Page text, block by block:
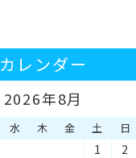
カレンダー
2026年8月
水 木 金 土 日
1
2